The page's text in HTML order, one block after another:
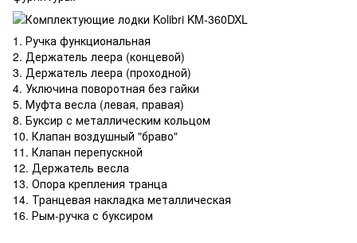
1. Ручка функциональная
2. Держатель леера (концевой)
3. Держатель леера (проходной)
4. Уключина поворотная без гайки
5. Муфта весла (левая, правая)
8. Буксир с металлическим кольцом
10. Клапан воздушный "браво"
11. Клапан перепускной
12. Держатель весла
13. Опора крепления транца
14. Транцевая накладка металлическая
16. Рым-ручка с буксиром